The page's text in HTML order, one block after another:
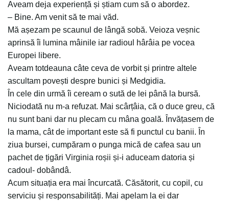
Aveam deja experiență și știam cum să o abordez.
– Bine. Am venit să te mai văd.
Mă așezam pe scaunul de lângă sobă. Veioza veșnic
aprinsă îi lumina mâinile iar radioul hârâia pe vocea
Europei libere.
Aveam totdeauna câte ceva de vorbit și printre altele
ascultam povești despre bunici și Medgidia.
În cele din urmă îi ceream o sută de lei până la bursă.
Niciodată nu m-a refuzat. Mai scârțâia, că o duce greu, că
nu sunt bani dar nu plecam cu mâna goală. Învățasem de
la mama, cât de important este să fi punctul cu banii. În
ziua bursei, cumpăram o punga mică de cafea sau un
pachet de țigări Virginia roșii și-i aduceam datoria și
cadoul- dobândâ.
Acum situația era mai încurcată. Căsătorit, cu copil, cu
serviciu și responsabilități. Mai apelam la ei dar